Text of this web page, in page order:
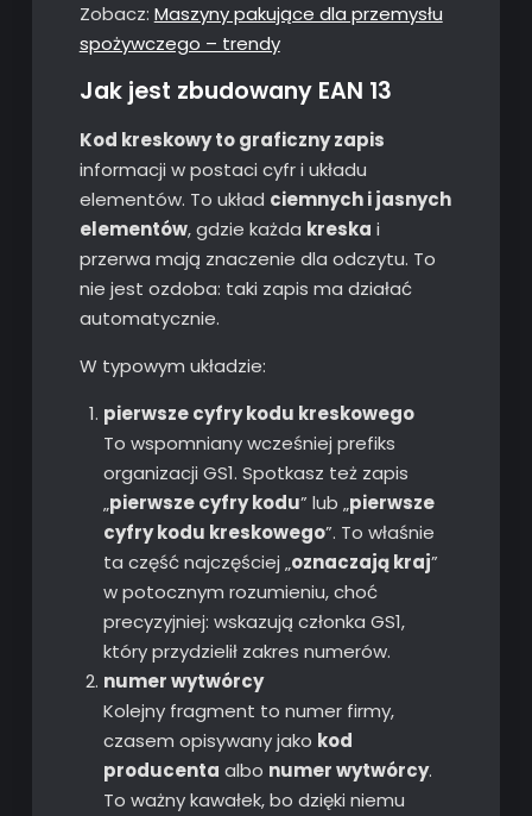
Zobacz: Maszyny pakujące dla przemysłu
spożywczego – trendy
Jak jest zbudowany EAN 13
Kod kreskowy to graficzny zapis
informacji w postaci cyfr i układu
elementów. To układ ciemnych i jasnych
elementów, gdzie każda kreska i
przerwa mają znaczenie dla odczytu. To
nie jest ozdoba: taki zapis ma działać
automatycznie.
W typowym układzie:
pierwsze cyfry kodu kreskowego
To wspomniany wcześniej prefiks
organizacji GS1. Spotkasz też zapis
„pierwsze cyfry kodu” lub „pierwsze
cyfry kodu kreskowego”. To właśnie
ta część najczęściej „oznaczają kraj”
w potocznym rozumieniu, choć
precyzyjniej: wskazują członka GS1,
który przydzielił zakres numerów.
numer wytwórcy
Kolejny fragment to numer firmy,
czasem opisywany jako kod
producenta albo numer wytwórcy.
To ważny kawałek, bo dzięki niemu